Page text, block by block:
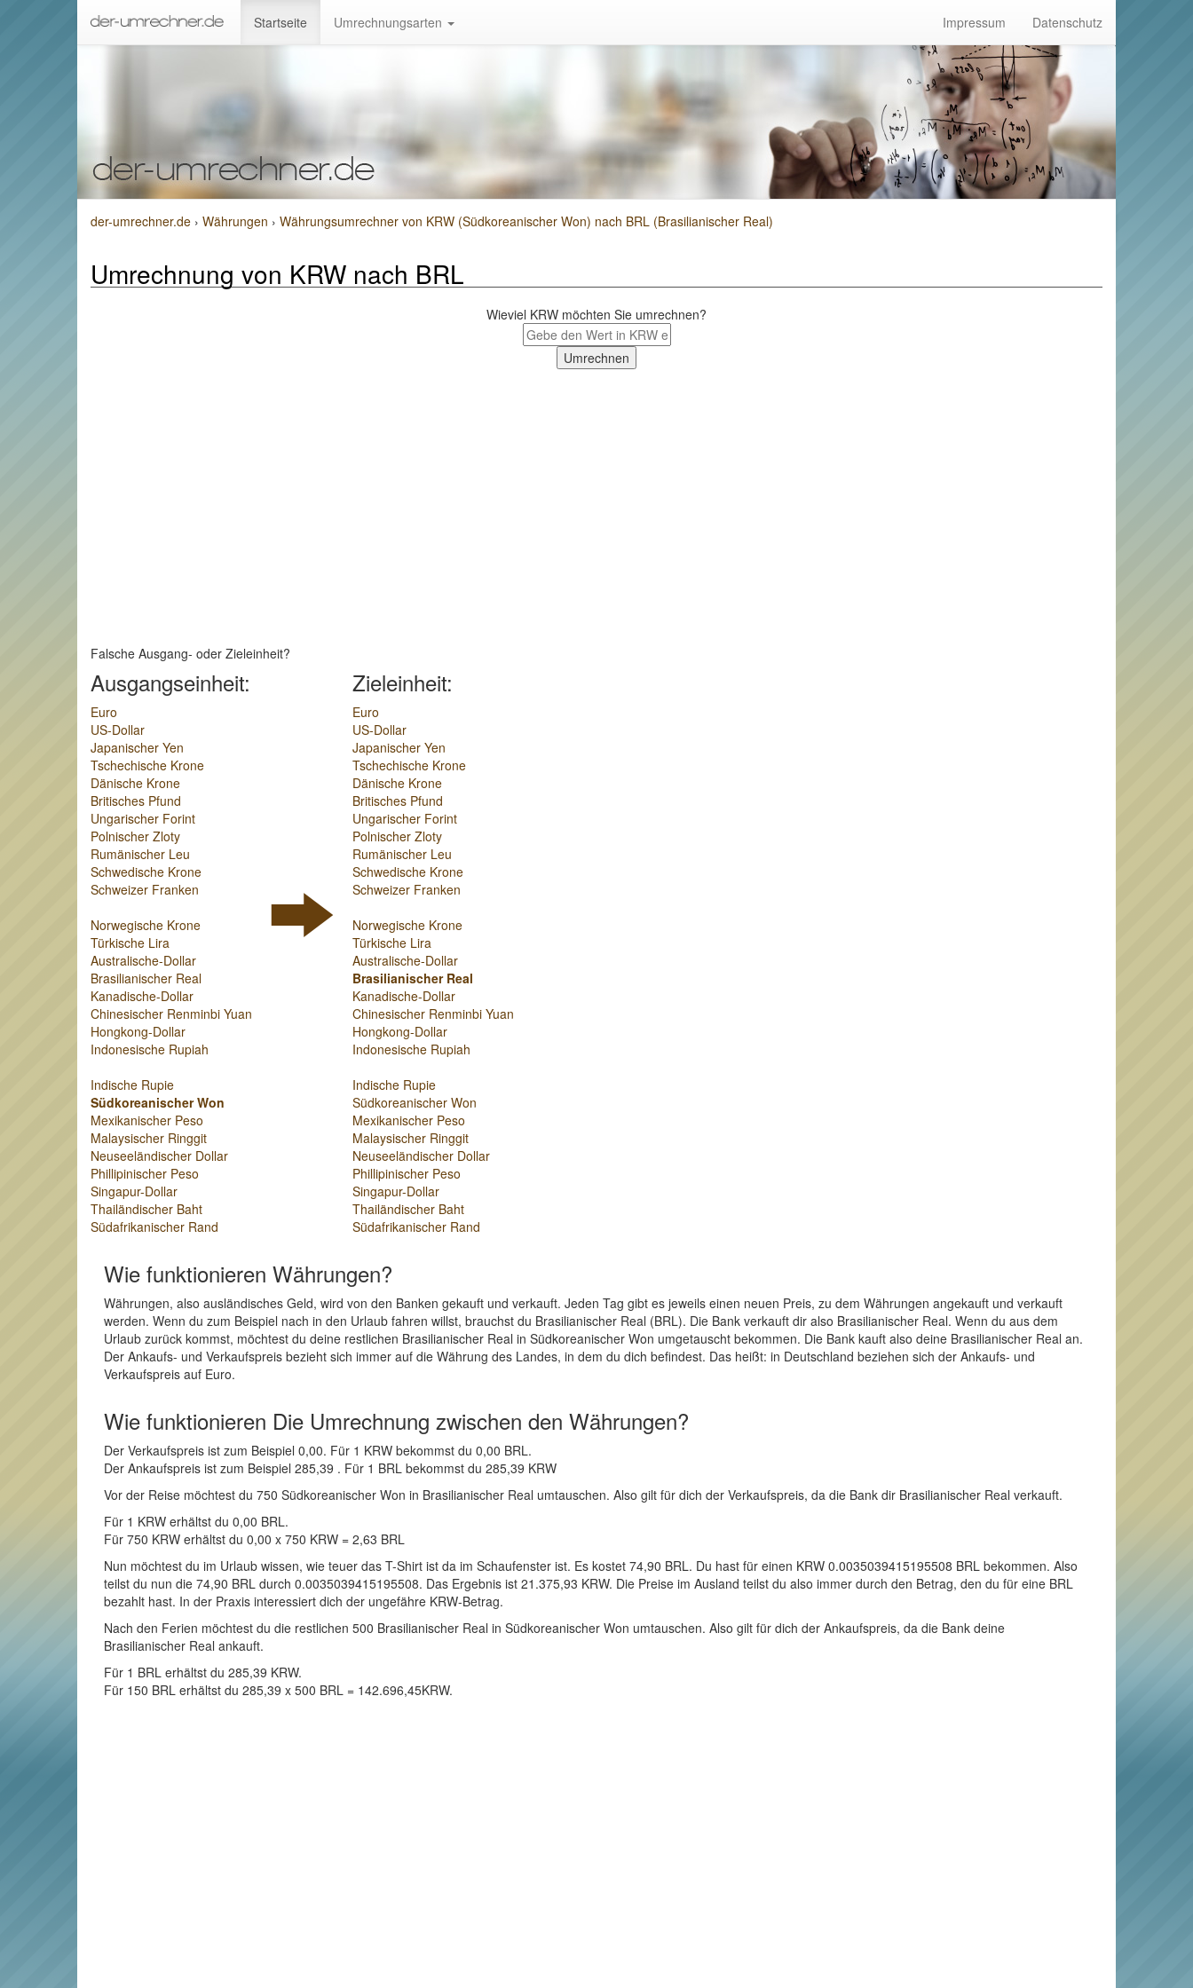
Startseite Umrechnungsarten Impressum Datenschutz
der-umrechner.de › Währungen › Währungsumrechner von KRW (Südkoreanischer Won) nach BRL (Brasilianischer Real)
Umrechnung von KRW nach BRL
Wieviel KRW möchten Sie umrechnen?
Falsche Ausgang- oder Zieleinheit?
Ausgangseinheit:
Euro
US-Dollar
Japanischer Yen
Tschechische Krone
Dänische Krone
Britisches Pfund
Ungarischer Forint
Polnischer Zloty
Rumänischer Leu
Schwedische Krone
Schweizer Franken
Norwegische Krone
Türkische Lira
Australische-Dollar
Brasilianischer Real
Kanadische-Dollar
Chinesischer Renminbi Yuan
Hongkong-Dollar
Indonesische Rupiah
Indische Rupie
Südkoreanischer Won
Mexikanischer Peso
Malaysischer Ringgit
Neuseeländischer Dollar
Phillipinischer Peso
Singapur-Dollar
Thailändischer Baht
Südafrikanischer Rand
Zieleinheit:
Euro
US-Dollar
Japanischer Yen
Tschechische Krone
Dänische Krone
Britisches Pfund
Ungarischer Forint
Polnischer Zloty
Rumänischer Leu
Schwedische Krone
Schweizer Franken
Norwegische Krone
Türkische Lira
Australische-Dollar
Brasilianischer Real
Kanadische-Dollar
Chinesischer Renminbi Yuan
Hongkong-Dollar
Indonesische Rupiah
Indische Rupie
Südkoreanischer Won
Mexikanischer Peso
Malaysischer Ringgit
Neuseeländischer Dollar
Phillipinischer Peso
Singapur-Dollar
Thailändischer Baht
Südafrikanischer Rand
Wie funktionieren Währungen?
Währungen, also ausländisches Geld, wird von den Banken gekauft und verkauft. Jeden Tag gibt es jeweils einen neuen Preis, zu dem Währungen angekauft und verkauft
werden. Wenn du zum Beispiel nach in den Urlaub fahren willst, brauchst du Brasilianischer Real (BRL). Die Bank verkauft dir also Brasilianischer Real. Wenn du aus dem
Urlaub zurück kommst, möchtest du deine restlichen Brasilianischer Real in Südkoreanischer Won umgetauscht bekommen. Die Bank kauft also deine Brasilianischer Real an.
Der Ankaufs- und Verkaufspreis bezieht sich immer auf die Währung des Landes, in dem du dich befindest. Das heißt: in Deutschland beziehen sich der Ankaufs- und
Verkaufspreis auf Euro.
Wie funktionieren Die Umrechnung zwischen den Währungen?
Der Verkaufspreis ist zum Beispiel 0,00. Für 1 KRW bekommst du 0,00 BRL.
Der Ankaufspreis ist zum Beispiel 285,39 . Für 1 BRL bekommst du 285,39 KRW
Vor der Reise möchtest du 750 Südkoreanischer Won in Brasilianischer Real umtauschen. Also gilt für dich der Verkaufspreis, da die Bank dir Brasilianischer Real verkauft.
Für 1 KRW erhältst du 0,00 BRL.
Für 750 KRW erhältst du 0,00 x 750 KRW = 2,63 BRL
Nun möchtest du im Urlaub wissen, wie teuer das T-Shirt ist da im Schaufenster ist. Es kostet 74,90 BRL. Du hast für einen KRW 0.0035039415195508 BRL bekommen. Also
teilst du nun die 74,90 BRL durch 0.0035039415195508. Das Ergebnis ist 21.375,93 KRW. Die Preise im Ausland teilst du also immer durch den Betrag, den du für eine BRL
bezahlt hast. In der Praxis interessiert dich der ungefähre KRW-Betrag.
Nach den Ferien möchtest du die restlichen 500 Brasilianischer Real in Südkoreanischer Won umtauschen. Also gilt für dich der Ankaufspreis, da die Bank deine
Brasilianischer Real ankauft.
Für 1 BRL erhältst du 285,39 KRW.
Für 150 BRL erhältst du 285,39 x 500 BRL = 142.696,45KRW.